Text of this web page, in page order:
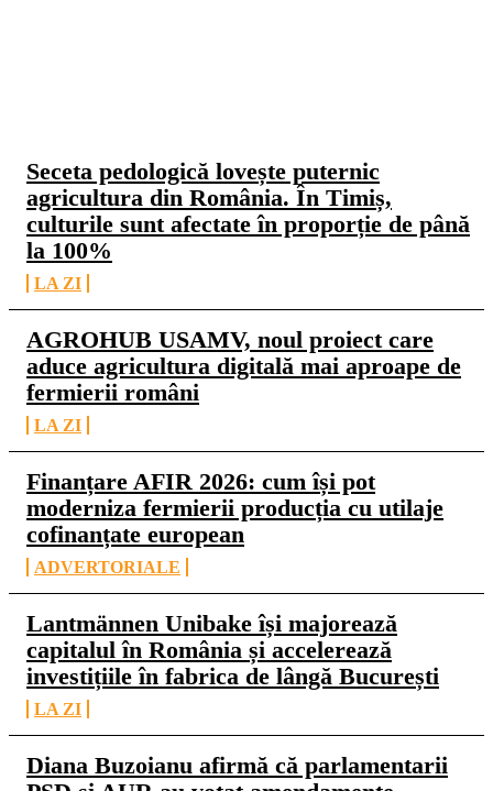
Seceta pedologică lovește puternic
agricultura din România. În Timiș,
culturile sunt afectate în proporție de până
la 100%
LA ZI
AGROHUB USAMV, noul proiect care
aduce agricultura digitală mai aproape de
fermierii români
LA ZI
Finanțare AFIR 2026: cum își pot
moderniza fermierii producția cu utilaje
cofinanțate european
ADVERTORIALE
Lantmännen Unibake își majorează
capitalul în România și accelerează
investițiile în fabrica de lângă București
LA ZI
Diana Buzoianu afirmă că parlamentarii